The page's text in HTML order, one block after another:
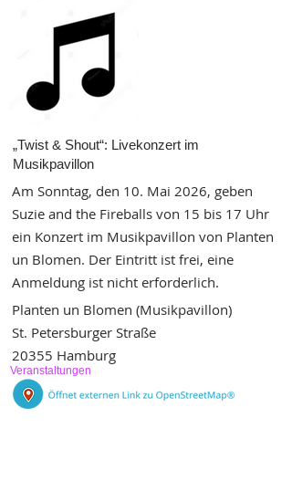
„Twist & Shout“: Livekonzert im
Musikpavillon
Am Sonntag, den 10. Mai 2026, geben
Suzie and the Fireballs von 15 bis 17 Uhr
ein Konzert im Musikpavillon von Planten
un Blomen. Der Eintritt ist frei, eine
Anmeldung ist nicht erforderlich.
Veranstaltungen
Planten un Blomen (Musikpavillon)
St. Petersburger Straße
20355 Hamburg